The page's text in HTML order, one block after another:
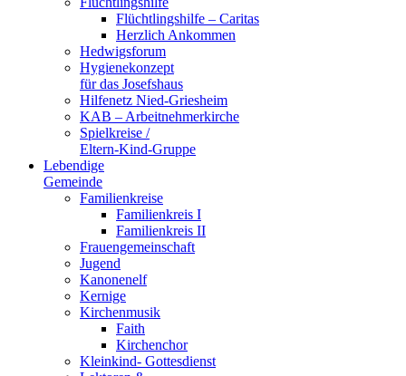
Flüchtlingshilfe – Caritas
Herzlich Ankommen
Hedwigsforum
Hygienekonzept
für das Josefshaus
Hilfenetz Nied-Griesheim
KAB – Arbeitnehmerkirche
Spielkreise /
Eltern-Kind-Gruppe
Lebendige
Gemeinde
Familienkreise
Familienkreis I
Familienkreis II
Frauengemeinschaft
Jugend
Kanonenelf
Kernige
Kirchenmusik
Faith
Kirchenchor
Kleinkind- Gottesdienst